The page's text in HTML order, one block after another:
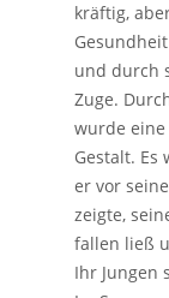
kräftig,
und durch
Zuge.
wurde
Gestalt. Es
er vor
zeigte,
fallen ließ
Ihr Jungen